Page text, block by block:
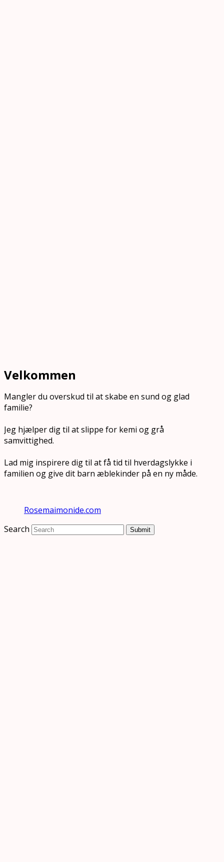
Velkommen
Mangler du overskud til at skabe en sund og glad
familie?
Jeg hjælper dig til at slippe for kemi og grå
samvittighed.
Lad mig inspirere dig til at få tid til hverdagslykke i
familien og give dit barn æblekinder på en ny måde.
Rosemaimonide.com
Search
Submit